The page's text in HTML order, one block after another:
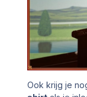
Ook krijg je